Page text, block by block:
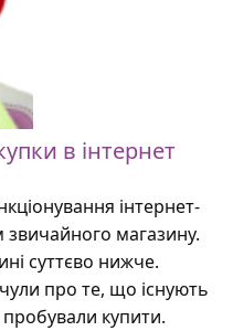
в інтернет
інтернет-
магазину.
суттєво нижче.
про те, що існують
пробували купити.